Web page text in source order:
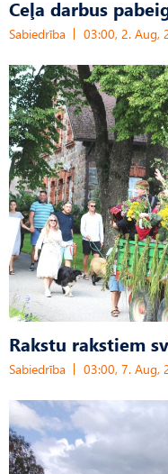
Ceļa darbus
Sabiedrība 03:00, 2. Aug,
Rakstu rakstiem
Sabiedrība 03:00, 7. Aug,